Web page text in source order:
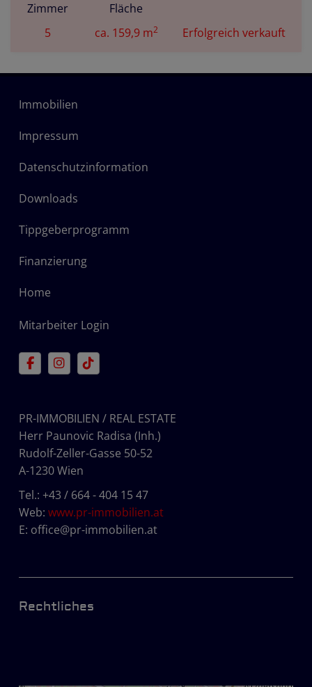
Zimmer
5
Fläche
ca. 159,9 m2 Erfolgreich verkauft
Immobilien
Impressum
Datenschutzinformation
Downloads
Tippgeberprogramm
Finanzierung
Home
Mitarbeiter Login
PR-IMMOBILIEN / REAL ESTATE
Herr Paunovic Radisa (Inh.)
Rudolf-Zeller-Gasse 50-52
A-1230 Wien
Tel.: +43 / 664 - 404 15 47
Web: www.pr-immobilien.at
E: office@pr-immobilien.at
Rechtliches